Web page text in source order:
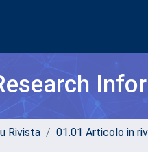
Rivista 01.01 Articolo in